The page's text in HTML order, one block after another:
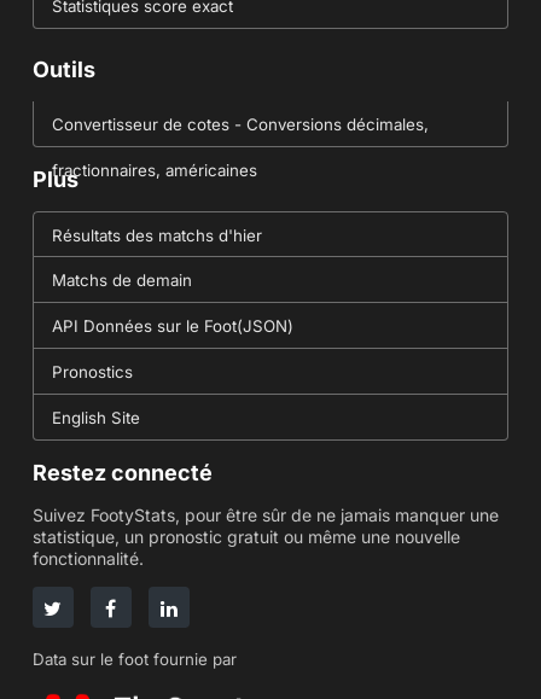
Statistiques score exact
Outils
Convertisseur de cotes - Conversions décimales,
fractionnaires, américaines
Plus
Résultats des matchs d'hier
Matchs de demain
API Données sur le Foot(JSON)
Pronostics
English Site
Restez connecté
Suivez FootyStats, pour être sûr de ne jamais manquer une
statistique, un pronostic gratuit ou même une nouvelle
fonctionnalité.
Data sur le foot fournie par